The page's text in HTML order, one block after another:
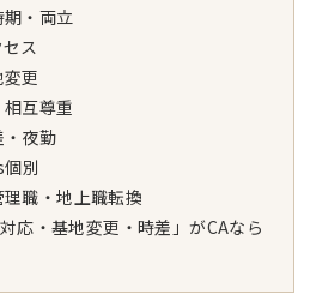
期・両立
ス
変更
相互尊重
・夜勤
個別
理職・地上職転換
応・基地変更・時差」がCAなら